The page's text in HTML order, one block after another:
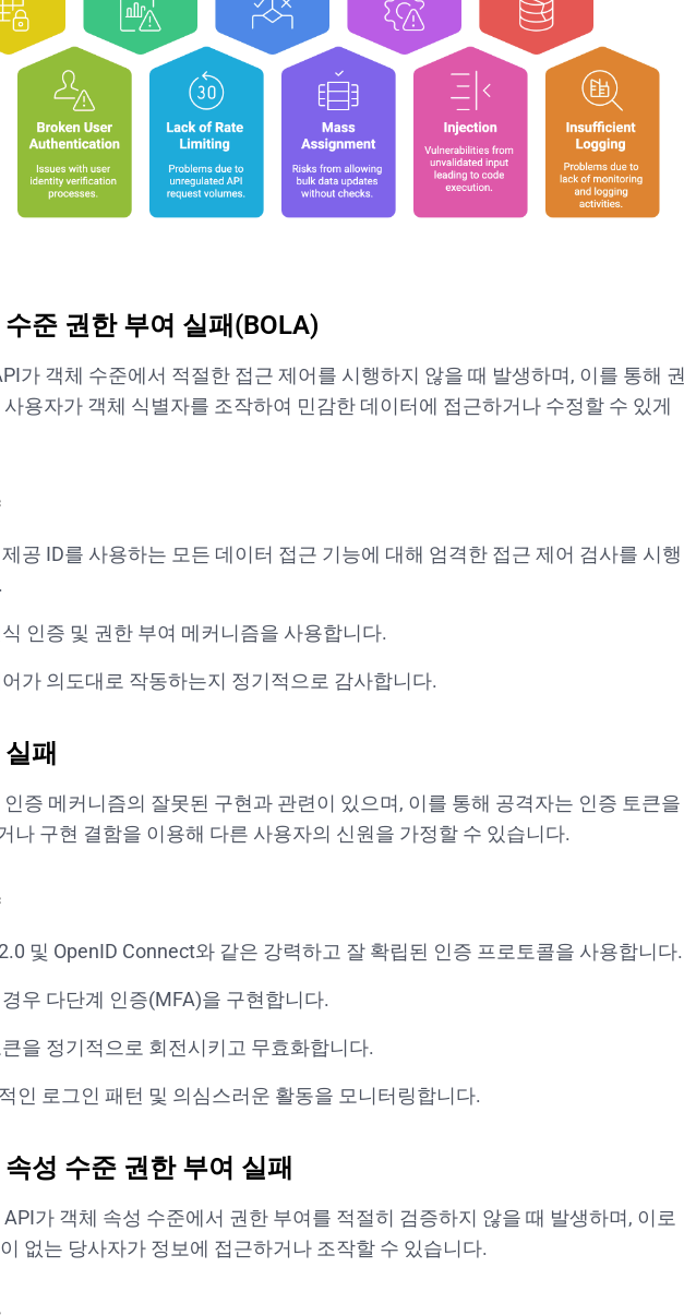
준 권한 부여 실패(BOLA)
가 객체 수준에서 적절한 접근 제어를 시행하지 않을 때 발생하며, 이를 통해 권
사용자가 객체 식별자를 조작하여 민감한 데이터에 접근하거나 수정할 수 있게
공 ID를 사용하는 모든 데이터 접근 기능에 대해 엄격한 접근 제어 검사를 시행
인증 및 권한 부여 메커니즘을 사용합니다.
가 의도대로 작동하는지 정기적으로 감사합니다.
패
인증 메커니즘의 잘못된 구현과 관련이 있으며, 이를 통해 공격자는 인증 토큰을
나 구현 결함을 이용해 다른 사용자의 신원을 가정할 수 있습니다.
및 OpenID Connect와 같은 강력하고 잘 확립된 인증 프로토콜을 사용합니다.
우 다단계 인증(MFA)을 구현합니다.
을 정기적으로 회전시키고 무효화합니다.
인 로그인 패턴 및 의심스러운 활동을 모니터링합니다.
성 수준 권한 부여 실패
가 객체 속성 수준에서 권한 부여를 적절히 검증하지 않을 때 발생하며, 이로
없는 당사자가 정보에 접근하거나 조작할 수 있습니다.